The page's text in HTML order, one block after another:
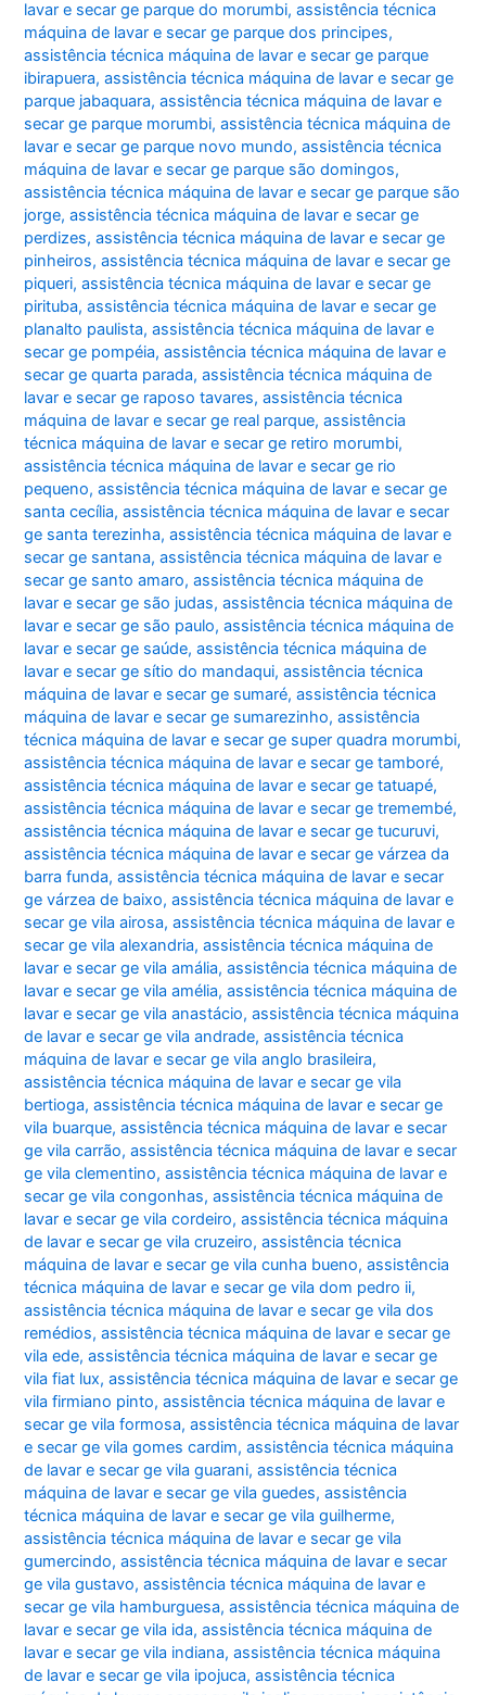
lavar e secar ge parque do morumbi,assistência técnica
máquina de lavar e secar ge parque dos principes,
assistência técnica máquina de lavar e secar ge parque
ibirapuera,assistência técnica máquina de lavar e secar ge
parque jabaquara,assistência técnica máquina de lavar e
secar ge parque morumbi,assistência técnica máquina de
lavar e secar ge parque novo mundo,assistência técnica
máquina de lavar e secar ge parque são domingos,
assistência técnica máquina de lavar e secar ge parque são
jorge,assistência técnica máquina de lavar e secar ge
perdizes,assistência técnica máquina de lavar e secar ge
pinheiros,assistência técnica máquina de lavar e secar ge
piqueri,assistência técnica máquina de lavar e secar ge
pirituba,assistência técnica máquina de lavar e secar ge
planalto paulista,assistência técnica máquina de lavar e
secar ge pompéia,assistência técnica máquina de lavar e
secar ge quarta parada,assistência técnica máquina de
lavar e secar ge raposo tavares,assistência técnica
máquina de lavar e secar ge real parque,assistência
técnica máquina de lavar e secar ge retiro morumbi,
assistência técnica máquina de lavar e secar ge rio
pequeno,assistência técnica máquina de lavar e secar ge
santa cecília,assistência técnica máquina de lavar e secar
ge santa terezinha,assistência técnica máquina de lavar e
secar ge santana,assistência técnica máquina de lavar e
secar ge santo amaro,assistência técnica máquina de
lavar e secar ge são judas,assistência técnica máquina de
lavar e secar ge são paulo,assistência técnica máquina de
lavar e secar ge saúde,assistência técnica máquina de
lavar e secar ge sítio do mandaqui,assistência técnica
máquina de lavar e secar ge sumaré,assistência técnica
máquina de lavar e secar ge sumarezinho,assistência
técnica máquina de lavar e secar ge super quadra morumbi,
assistência técnica máquina de lavar e secar ge tamboré,
assistência técnica máquina de lavar e secar ge tatuapé,
assistência técnica máquina de lavar e secar ge tremembé,
assistência técnica máquina de lavar e secar ge tucuruvi,
assistência técnica máquina de lavar e secar ge várzea da
barra funda,assistência técnica máquina de lavar e secar
ge várzea de baixo,assistência técnica máquina de lavar e
secar ge vila airosa,assistência técnica máquina de lavar e
secar ge vila alexandria,assistência técnica máquina de
lavar e secar ge vila amália,assistência técnica máquina de
lavar e secar ge vila amélia,assistência técnica máquina de
lavar e secar ge vila anastácio,assistência técnica máquina
de lavar e secar ge vila andrade,assistência técnica
máquina de lavar e secar ge vila anglo brasileira,
assistência técnica máquina de lavar e secar ge vila
bertioga,assistência técnica máquina de lavar e secar ge
vila buarque,assistência técnica máquina de lavar e secar
ge vila carrão,assistência técnica máquina de lavar e secar
ge vila clementino,assistência técnica máquina de lavar e
secar ge vila congonhas,assistência técnica máquina de
lavar e secar ge vila cordeiro,assistência técnica máquina
de lavar e secar ge vila cruzeiro,assistência técnica
máquina de lavar e secar ge vila cunha bueno,assistência
técnica máquina de lavar e secar ge vila dom pedro ii,
assistência técnica máquina de lavar e secar ge vila dos
remédios,assistência técnica máquina de lavar e secar ge
vila ede,assistência técnica máquina de lavar e secar ge
vila fiat lux,assistência técnica máquina de lavar e secar ge
vila firmiano pinto,assistência técnica máquina de lavar e
secar ge vila formosa,assistência técnica máquina de lavar
e secar ge vila gomes cardim,assistência técnica máquina
de lavar e secar ge vila guarani,assistência técnica
máquina de lavar e secar ge vila guedes,assistência
técnica máquina de lavar e secar ge vila guilherme,
assistência técnica máquina de lavar e secar ge vila
gumercindo,assistência técnica máquina de lavar e secar
ge vila gustavo,assistência técnica máquina de lavar e
secar ge vila hamburguesa,assistência técnica máquina de
lavar e secar ge vila ida,assistência técnica máquina de
lavar e secar ge vila indiana,assistência técnica máquina
de lavar e secar ge vila ipojuca,assistência técnica